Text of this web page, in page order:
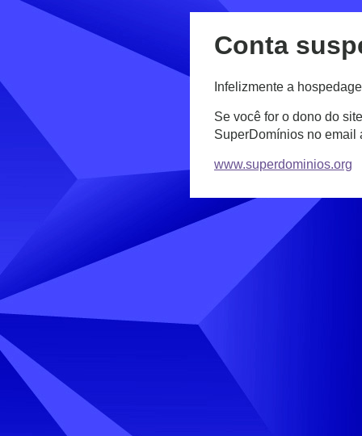
Conta
Infelizmente a
Se você for o dono do
SuperDomínios no email
www.superdominios.org